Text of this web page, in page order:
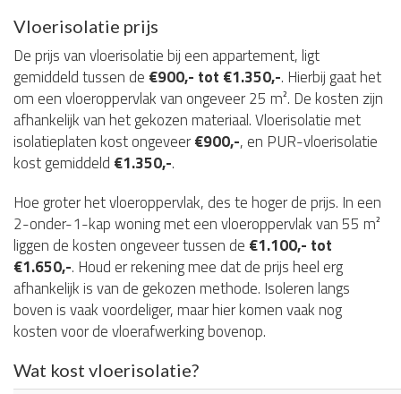
Vloerisolatie prijs
De prijs van vloerisolatie bij een appartement, ligt
gemiddeld tussen de €900,- tot €1.350,-. Hierbij gaat het
om een vloeroppervlak van ongeveer 25 m². De kosten zijn
afhankelijk van het gekozen materiaal. Vloerisolatie met
isolatieplaten kost ongeveer€900,-, en PUR-vloerisolatie
kost gemiddeld €1.350,-.
Hoe groter het vloeroppervlak, des te hoger de prijs. In een
2-onder-1-kap woning met een vloeroppervlak van 55 m²
liggen de kosten ongeveer tussen de €1.100,- tot
€1.650,-. Houd er rekening mee dat de prijs heel erg
afhankelijk is van de gekozen methode. Isoleren langs
boven is vaak voordeliger, maar hier komen vaak nog
kosten voor de vloerafwerking bovenop.
Wat kost vloerisolatie?